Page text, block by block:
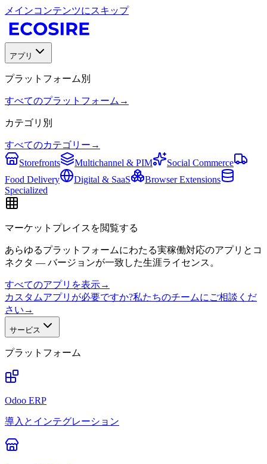
メインコンテンツにスキップ
アプリ
プラットフォーム別
すべてのプラットフォーム →
カテゴリ別
すべてのカテゴリー →
Storefronts
Multichannel & PIM
Social Commerce
Food Delivery
Digital & SaaS
Browser Extensions
Specialized
マーケットプレイスを閲覧する
あらゆるプラットフォームにわたる実稼働対応のアプリとコ
ネクタ — バージョンが一致した生涯ライセンス。
すべてのアプリを表示→
カスタムアプリが必要ですか?私たちのチームにご相談くだ
さい →
サービス
プラットフォーム
Odoo ERP
導入とインテグレーション